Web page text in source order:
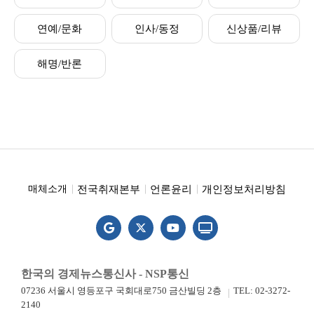
연예/문화 인사/동정 신상품/리뷰
해명/반론
매체소개 전국취재본부 언론윤리 개인정보처리방침
한국의 경제뉴스통신사 - NSP통신
07236 서울시 영등포구 국회대로750 금산빌딩 2층
TEL: 02-3272-
2140